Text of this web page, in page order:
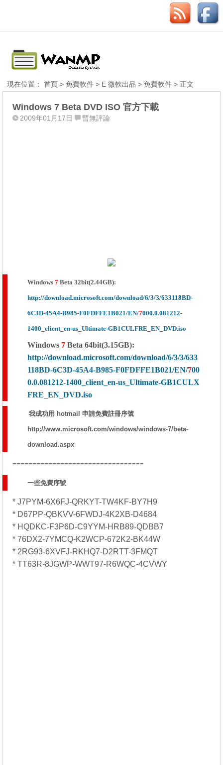
現在位置：首頁 >免費軟件 > E 微軟出品 >免費軟件 > 正文
Windows 7 Beta DVD ISO 官方下載
2009年01月17日 暫無評論
Windows7 Beta 32bit(2.44GB):
http://download.microsoft.com/download/6/3/3/633118BD-
6C3D-45A4-B985-F0FDFFE1B021/EN/7000.0.081212-
1400_client_en-us_Ultimate-GB1CULFRE_EN_DVD.iso
Windows 7 Beta 64bit(3.15GB):
http://download.microsoft.com/download/6/3/3/633
118BD-6C3D-45A4-B985-F0FDFFE1B021/EN/700
0.0.081212-1400_client_en-us_Ultimate-GB1CULX
FRE_EN_DVD.iso
我成功用 hotmail 申請免費註冊序號
http://www.microsoft.com/windows/windows-7/beta-
download.aspx
=================================
一些免費序號
* J7PYM-6X6FJ-QRKYT-TW4KF-BY7H9
* D67PP-QBKVV-6FWDJ-4K2XB-D4684
* HQDKC-F3P6D-C9YYM-HRB89-QDBB7
* 76DX2-7YMCQ-K2WCP-672K2-BK44W
* 2RG93-6XVFJ-RKHQ7-D2RTT-3FMQT
* TT63R-8JGWP-WWT97-R6WQC-4CVWY